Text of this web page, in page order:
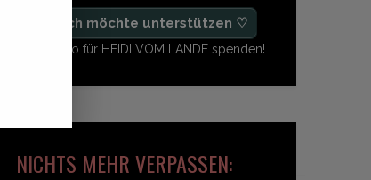
♡ Ja, ich möchte unterstützen ♡
Ab 1,- Euro für HEIDI VOM LANDE spenden!
NICHTS MEHR VERPASSEN: